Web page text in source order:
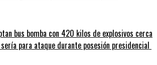
bus bomba con 420 kilos de explosivos cerca
para ataque durante posesión presidencial